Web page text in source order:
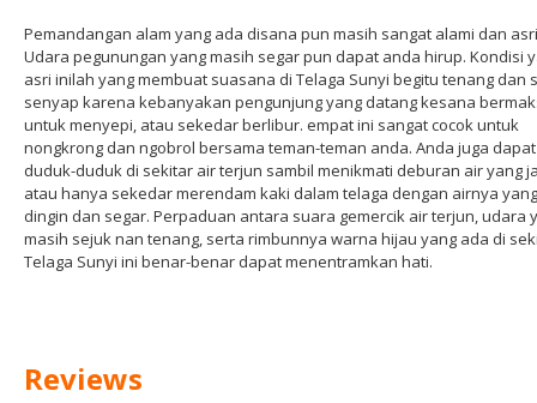
Pemandangan alam yang ada disana pun masih sangat alami dan
Udara pegunungan yang masih segar pun dapat anda hirup. Kondisi
asri inilah yang membuat suasana di Telaga Sunyi begitu tenang dan
senyap karena kebanyakan pengunjung yang datang kesana
untuk menyepi, atau sekedar berlibur. empat ini sangat cocok untuk
nongkrong dan ngobrol bersama teman-teman anda. Anda juga dapat
duduk-duduk di sekitar air terjun sambil menikmati deburan air yang
atau hanya sekedar merendam kaki dalam telaga dengan airnya yang
dingin dan segar. Perpaduan antara suara gemercik air terjun, udara
masih sejuk nan tenang, serta rimbunnya warna hijau yang ada di
Telaga Sunyi ini benar-benar dapat menentramkan hati.
Reviews